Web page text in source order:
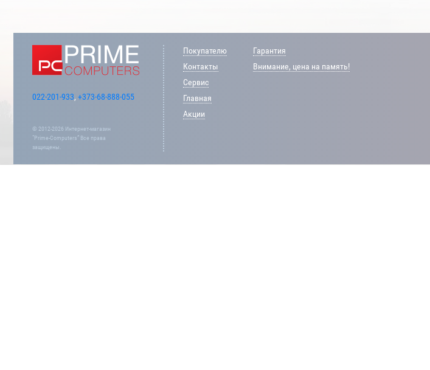
022-201-933, +373-68-888-055
© 2012-2026 Интернет-магазин
“Prime-Computers” Все права
защищены.
Покупателю
Контакты
Сервис
Главная
Акции
Гарантия
Внимание, цена на память!